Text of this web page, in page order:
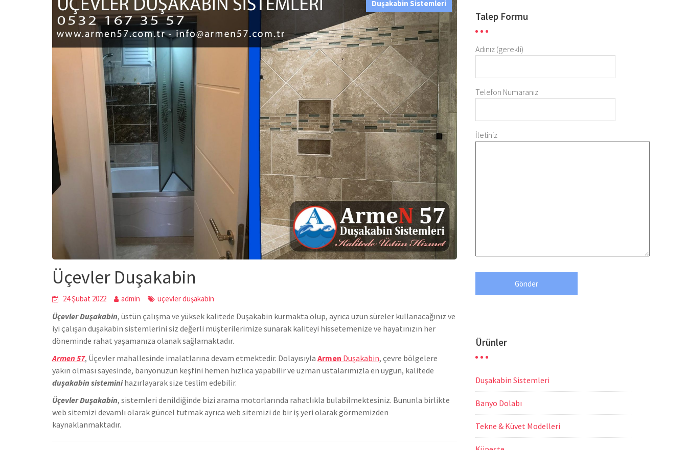
Duşakabin Sistemleri
Üçevler Duşakabin
24 Şubat 2022 admin üçevler duşakabin
Üçevler Duşakabin, üstün çalışma ve yüksek kalitede Duşakabin kurmakta olup, ayrıca uzun süreler kullanacağınız ve
iyi çalışan duşakabin sistemlerini siz değerli müşterilerimize sunarak kaliteyi hissetemenize ve hayatınızın her
döneminde rahat yaşamanıza olanak sağlamaktadır.
Armen 57, Üçevler mahallesinde imalatlarına devam etmektedir. Dolayısıyla Armen Duşakabin, çevre bölgelere
yakın olması sayesinde, banyonuzun keşfini hemen hızlıca yapabilir ve uzman ustalarımızla en uygun, kalitede
duşakabin sisteminihazırlayarak size teslim edebilir.
Üçevler Duşakabin, sistemleri denildiğinde bizi arama motorlarında rahatlıkla bulabilmektesiniz. Bununla birlikte
web sitemizi devamlı olarak güncel tutmak ayrıca web sitemizi de bir iş yeri olarak görmemizden
kaynaklanmaktadır.
Talep Formu
Adınız (gerekli)
Telefon Numaranız
İletiniz
Ürünler
Duşakabin Sistemleri
Banyo Dolabı
Tekne & Küvet Modelleri